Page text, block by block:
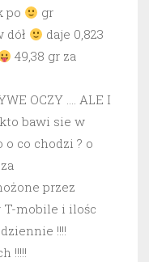
po
gr
dół
daje 0,823
49,38 gr za
OCZY …. ALE I
bawi sie w
co chodzi ? o
przez
mobile i ilośc
!!!!
!!!!!